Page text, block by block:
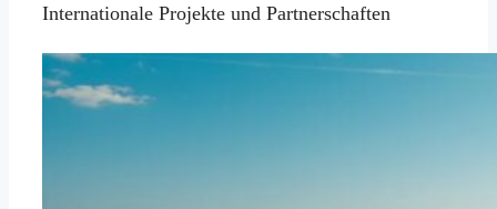
Internationale Projekte und Partnerschaften